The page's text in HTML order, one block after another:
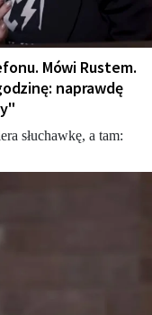
Mówi Rustem.
naprawdę
słuchawkę, a tam: